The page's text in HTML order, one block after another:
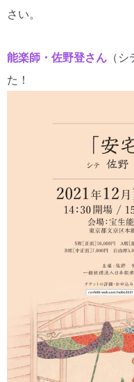
さい。
能楽師・佐野登さん （
た！